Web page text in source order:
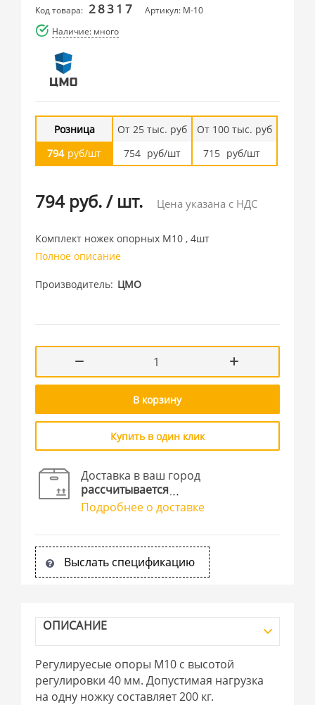
Код товара: 28317
Артикул: М-10
Наличие: много
Розница
794 руб/шт
От 25 тыс. руб
754 руб/шт
От 100 тыс. руб
715 руб/шт
794 руб./ шт. Цена указана с НДС
Комплект ножек опорных М10 , 4шт
Полное описание
Производитель ЦМО
В корзину
Купить в один клик
Доставка в ваш город
рассчитывается
Подробнее о доставке
Выслать спецификацию
ОПИСАНИЕ
Регулируесые опоры М10 с высотой
регулировки 40 мм. Допустимая нагрузка
на одну ножку составляет 200 кг.